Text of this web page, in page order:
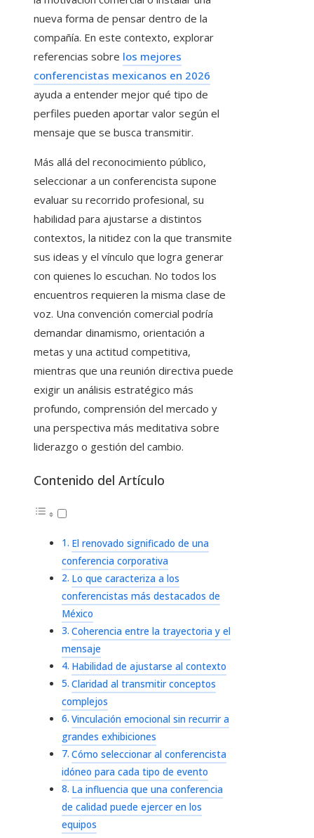
nueva forma de pensar dentro de la
compañía. En este contexto, explorar
referencias sobre los mejores
conferencistas mexicanos en 2026
ayuda a entender mejor qué tipo de
perfiles pueden aportar valor según el
mensaje que se busca transmitir.
Más allá del reconocimiento público,
seleccionar a un conferencista supone
evaluar su recorrido profesional, su
habilidad para ajustarse a distintos
contextos, la nitidez con la que transmite
sus ideas y el vínculo que logra generar
con quienes lo escuchan. No todos los
encuentros requieren la misma clase de
voz. Una convención comercial podría
demandar dinamismo, orientación a
metas y una actitud competitiva,
mientras que una reunión directiva puede
exigir un análisis estratégico más
profundo, comprensión del mercado y
una perspectiva más meditativa sobre
liderazgo o gestión del cambio.
Contenido del Artículo
El renovado significado de una
conferencia corporativa
Lo que caracteriza a los
conferencistas más destacados de
México
Coherencia entre la trayectoria y el
mensaje
Habilidad de ajustarse al contexto
Claridad al transmitir conceptos
complejos
Vinculación emocional sin recurrir a
grandes exhibiciones
Cómo seleccionar al conferencista
idóneo para cada tipo de evento
La influencia que una conferencia
de calidad puede ejercer en los
equipos